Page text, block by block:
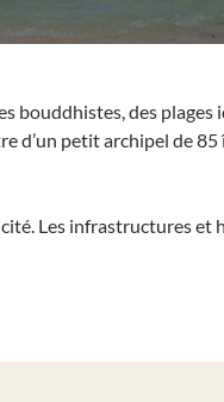
bouddhistes, des
d’un petit archipel de
Les infrastructures et